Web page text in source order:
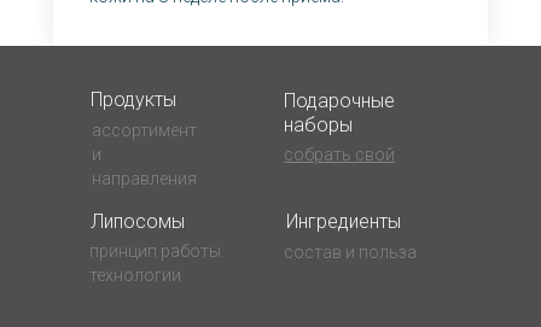
ассортимент
и
направления
состав и польза
принцип работы
технологии
Продукты
Ингредиенты
Липосомы
собрать свой
Подарочные
наборы